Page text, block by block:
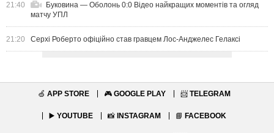
21:40
Буковина — Оболонь 0:0 Відео найкращих моментів та огляд
матчу УПЛ
21:20 Серхі Роберто офіційно став гравцем Лос-Анджелес Гелаксі
🍏 APP STORE 🎮 GOOGLE PLAY 📨 TELEGRAM
▶️ YOUTUBE 📸 INSTAGRAM 📘 FACEBOOK